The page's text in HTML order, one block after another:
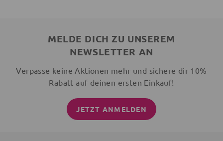
MELDE DICH ZU UNSEREM
NEWSLETTER AN
Verpasse keine Aktionen mehr und sichere dir 10%
Rabatt auf deinen ersten Einkauf!
JETZT ANMELDEN